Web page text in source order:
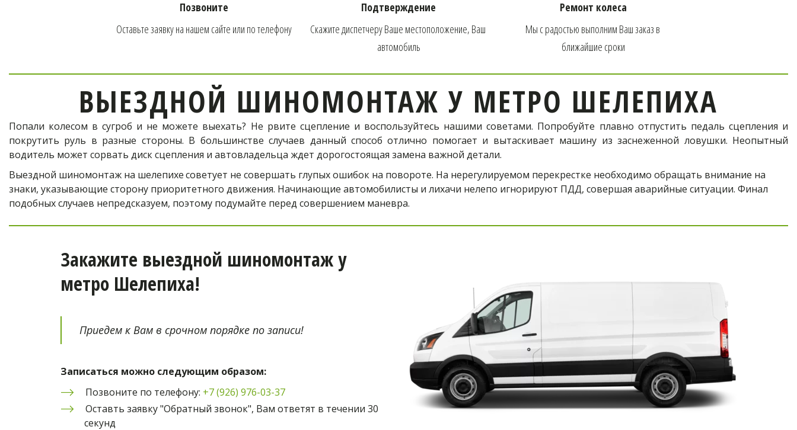
Шелепиха!
Телефон оператора:
+7 (926) 976-03-37
Позвоните
Оставьте заявку на нашем сайте или по телефону
Подтверждение
Скажите диспетчеру Ваше местоположение, Ваш
автомобиль
Ремонт колеса
Мы с радостью выполним Ваш заказ в
ближайшие сроки
ВЫЕЗДНОЙ ШИНОМОНТАЖ У МЕТРО ШЕЛЕПИХА
Попали колесом в сугроб и не можете выехать? Не рвите сцепление и воспользуйтесь нашими советами. Попробуйте плавно отпустить педаль сцепления и
покрутить руль в разные стороны. В большинстве случаев данный способ отлично помогает и вытаскивает машину из заснеженной ловушки. Неопытный
водитель может сорвать диск сцепления и автовладельца ждет дорогостоящая замена важной детали.
Выездной шиномонтаж на шелепихесоветует не совершать глупых ошибок на повороте. На нерегулируемом перекрестке необходимо обращать внимание на
знаки, указывающие сторону приоритетного движения. Начинающие автомобилисты и лихачи нелепо игнорируют ПДД, совершая аварийные ситуации. Финал
подобных случаев непредсказуем, поэтому подумайте перед совершением маневра.
Закажите выездной шиномонтаж у
метро Шелепиха!
Приедем к Вам в срочном порядке по записи!
Записаться можно следующим образом:
Позвоните по телефону: +7 (926) 976-03-37
Оставть заявку "Обратный звонок", Вам ответят в течении 30
секунд